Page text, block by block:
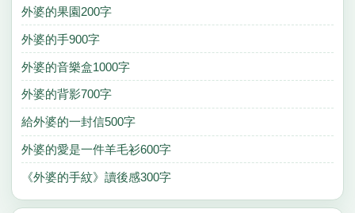
外婆的果園200字
外婆的手900字
外婆的音樂盒1000字
外婆的背影700字
給外婆的一封信500字
外婆的愛是一件羊毛衫600字
《外婆的手紋》讀後感300字